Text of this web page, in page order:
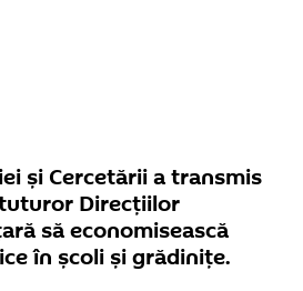
și Cercetării a transmis
Direcțiilor
să economisească
în școli și grădinițe.